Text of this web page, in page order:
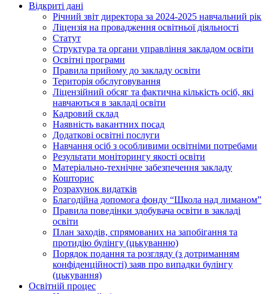
Відкриті дані
Річний звіт директора за 2024-2025 навчальний рік
Ліцензія на провадження освітньої діяльності
Статут
Структура та органи управління закладом освіти
Освiтнi програми
Правила прийому до закладу освіти
Територiя обслуговування
Ліцензійний обсяг та фактична кількість осіб, які
навчаються в закладі освіти
Кадровий склад
Наявність вакантних посад
Додатковi освiтнi послуги
Навчання осіб з особливими освітніми потребами
Результати моніторингу якості освіти
Матеріально-технічне забезпечення закладу
Кошторис
Розрахунок видатків
Благодійна допомога фонду “Школа над лиманом”
Правила поведінки здобувача освіти в закладі
освіти
План заходів, спрямованих на запобігання та
протидію булінгу (цькуванню)
Порядок подання та розгляду (з дотриманням
конфіденційності) заяв про випадки булінгу
(цькування)
Освітній процес